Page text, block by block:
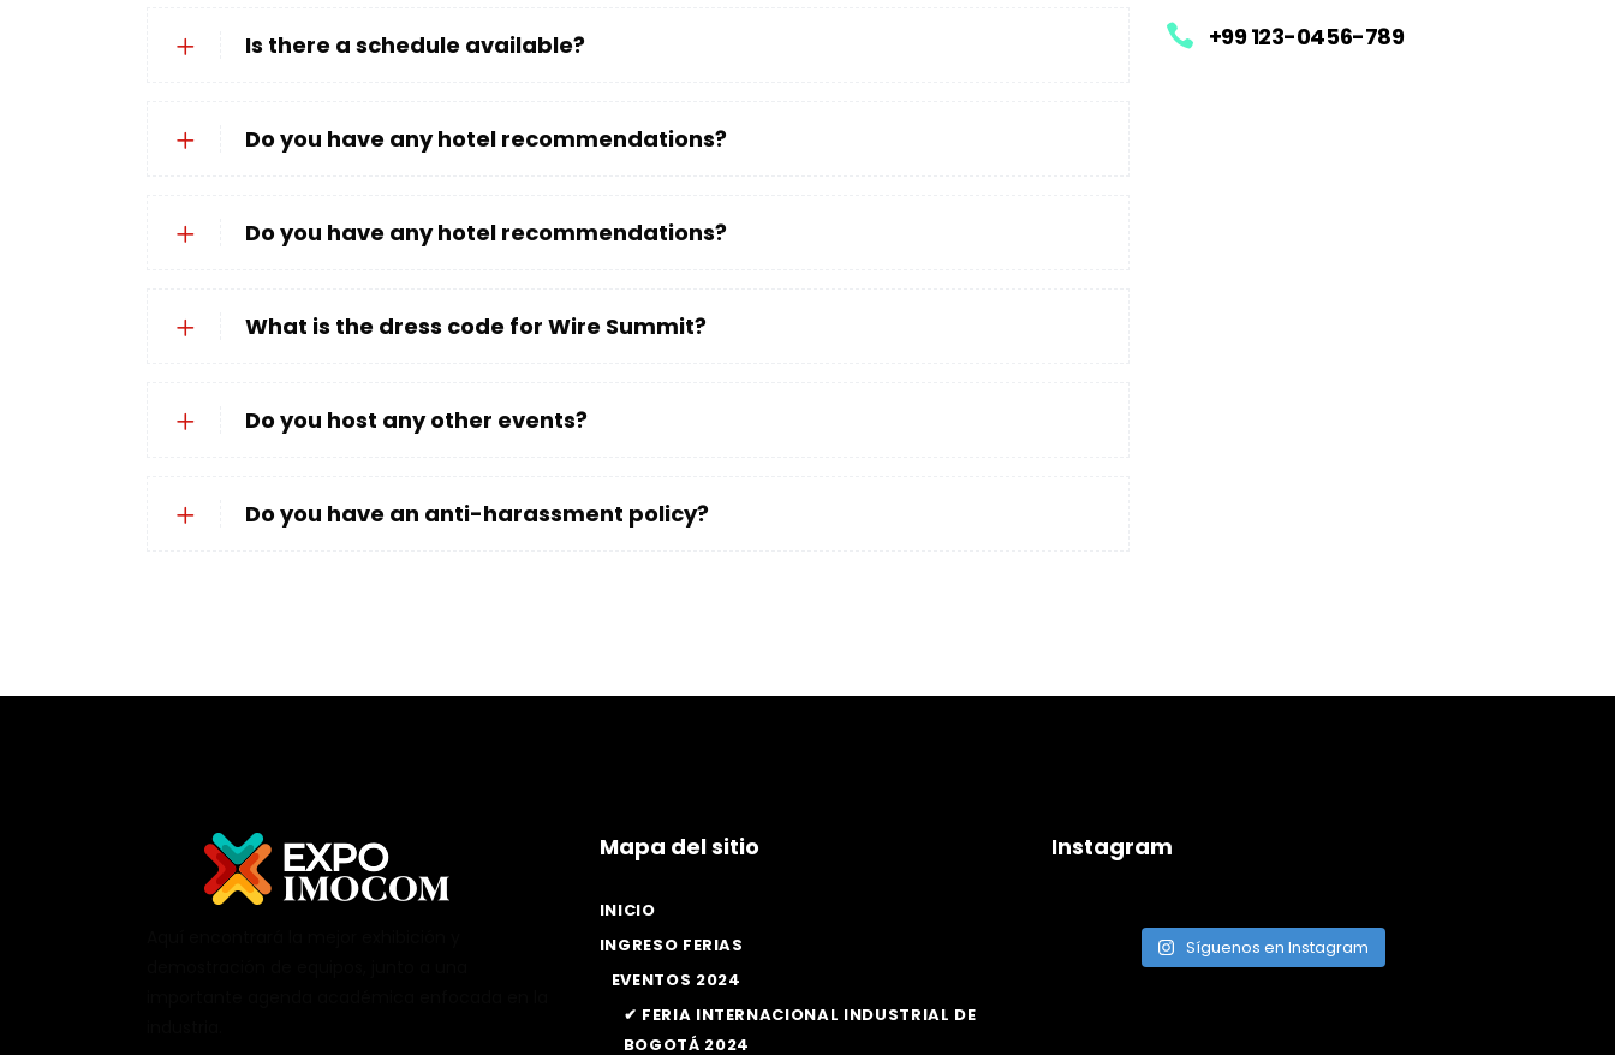
Is there a schedule available?
Do you have any hotel recommendations?
Do you have any hotel recommendations?
What is the dress code for Wire Summit?
Do you host any other events?
Do you have an anti-harassment policy?
+99 123-0456-789
Mapa del sitio
INICIO
INGRESO FERIAS
EVENTOS 2024
✔ FERIA INTERNACIONAL INDUSTRIAL DE
BOGOTÁ 2024
Instagram
Síguenos en Instagram